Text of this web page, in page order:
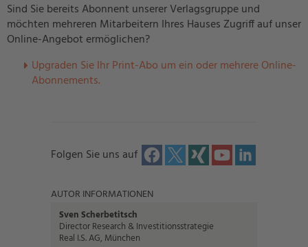
Sind Sie bereits Abonnent unserer Verlagsgruppe und
möchten mehreren Mitarbeitern Ihres Hauses Zugriff auf unser
Online-Angebot ermöglichen?
Upgraden Sie Ihr Print-Abo um ein oder mehrere Online-
Abonnements.
Folgen Sie uns auf
AUTOR INFORMATIONEN
Sven Scherbetitsch
Director Research & Investitionsstrategie
Real I.S. AG, München